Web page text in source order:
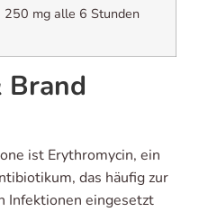
250 mg alle 6 Stunden
Brand
ist Erythromycin, ein
das häufig zur
Infektionen eingesetzt